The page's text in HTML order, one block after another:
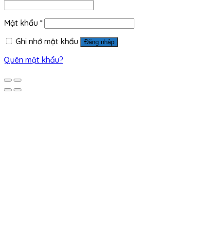
Mật khẩu *
Ghi nhớ mật khẩu
Đăng nhập
Quên mật khẩu?